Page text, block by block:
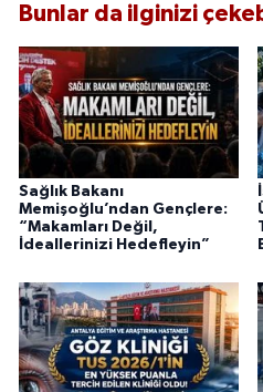
Bunlar da ilginizi
Sağlık Bakanı
Memişoğlu’ndan Gençlere:
“Makamları Değil,
İdeallerinizi Hedefleyin”